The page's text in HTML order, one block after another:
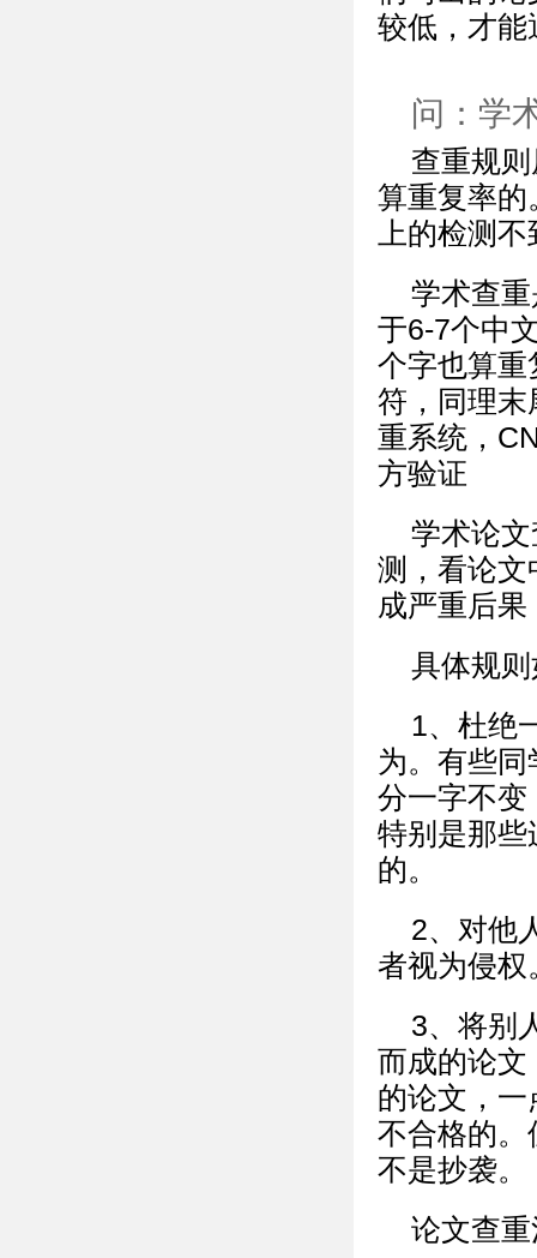
较低，才能
问：学
查重规
算重复率的
上的检测
学术查
于6-7个中
个字也算重
符，同理
重系统，
方验证
学术论
测，看论文
成严重后
具体规
1、杜绝
为。有些
分一字不变
特别是那些
的。
2、对他
者视为侵权
3、将别
而成的论文
的论文，
不合格的。
不是抄袭。
论文查